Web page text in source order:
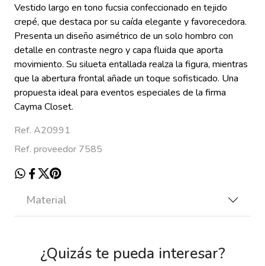
Vestido largo en tono fucsia confeccionado en tejido
crepé, que destaca por su caída elegante y favorecedora.
Presenta un diseño asimétrico de un solo hombro con
detalle en contraste negro y capa fluida que aporta
movimiento. Su silueta entallada realza la figura, mientras
que la abertura frontal añade un toque sofisticado. Una
propuesta ideal para eventos especiales de la firma
Cayma Closet.
Ref. A20991
Ref. proveedor 7585
Material
¿Quizás te pueda interesar?